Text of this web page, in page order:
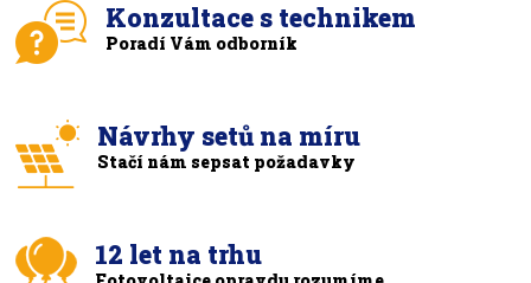
Konzultace s technikem
Poradí Vám odborník
Návrhy setů na míru
Stačí nám sepsat požadavky
12 let na trhu